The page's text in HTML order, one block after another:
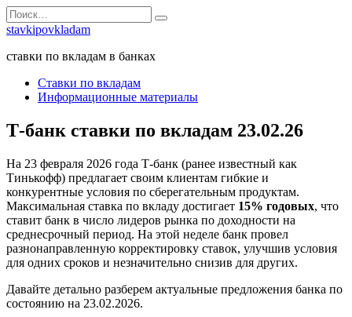
Перейти
к
содержанию
Search
for:
stavkipovkladam
ставки по вкладам в банках
Ставки по вкладам
Информационные материалы
Т-банк ставки по вкладам 23.02.26
На 23 февраля 2026 года Т-банк (ранее известный как
Тинькофф) предлагает своим клиентам гибкие и
конкурентные условия по сберегательным продуктам.
Максимальная ставка по вкладу достигает 15% годовых, что
ставит банк в число лидеров рынка по доходности на
среднесрочный период. На этой неделе банк провел
разнонаправленную корректировку ставок, улучшив условия
для одних сроков и незначительно снизив для других.
Давайте детально разберем актуальные предложения банка по
состоянию на 23.02.2026.